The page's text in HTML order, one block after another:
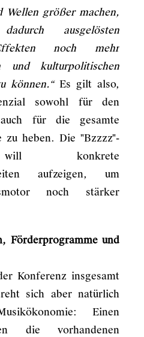
Wellen größer machen,
ausgelösten
noch mehr
und kulturpolitischen
können.“Es gilt also,
sowohl für den
für die gesamte
zu heben. Die "Bzzzz"-
konkrete
aufzeigen, um
noch stärker
Förderprogramme und
Konferenz insgesamt
sich aber natürlich
Einen
die vorhandenen